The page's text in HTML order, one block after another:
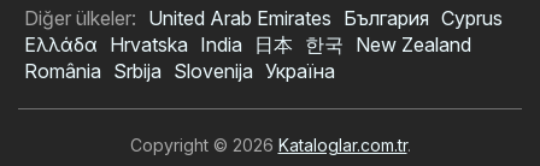
Diğer ülkeler: United Arab Emirates България Cyprus
Ελλάδα Hrvatska India 日本 한국 New Zealand
România Srbija Slovenija Україна
Copyright © 2026 Kataloglar.com.tr.